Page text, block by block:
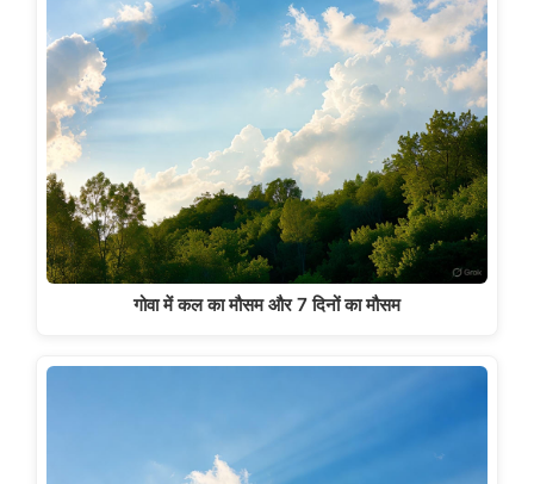
गोवा में कल का मौसम और 7 दिनों का मौसम